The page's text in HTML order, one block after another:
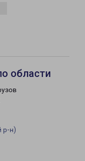
области
р-н)